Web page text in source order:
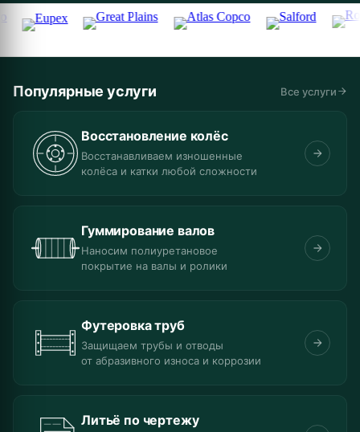
Популярные услуги Все услуги
Восстановление колёс
Восстанавливаем изношенные
колёса и катки любой сложности
Гуммирование валов
Наносим полиуретановое
покрытие на валы и ролики
Футеровка труб
Защищаем трубы и отводы
от абразивного износа и коррозии
Литьё по чертежу